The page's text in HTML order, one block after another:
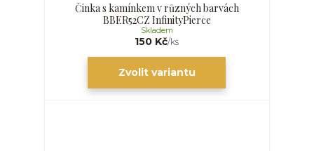
Činka s kamínkem v různých barvách
BBER52CZ InfinityPierce
150 Kč/ks
Skladem
Zvolit variantu